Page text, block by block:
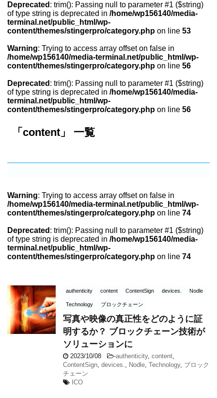
Deprecated : trim(): Passing null to parameter #1 ($string)
of type string is deprecated in /home/wp156140/media-
terminal.net/public_html/wp-
content/themes/stingerpro/category.php on line 53
Warning: Trying to access array offset on false in
/home/wp156140/media-terminal.net/public_html/wp-
content/themes/stingerpro/category.php on line 56
Deprecated : trim(): Passing null to parameter #1 ($string)
of type string is deprecated in /home/wp156140/media-
terminal.net/public_html/wp-
content/themes/stingerpro/category.php on line 56
「content」 一覧
Warning: Trying to access array offset on false in
/home/wp156140/media-terminal.net/public_html/wp-
content/themes/stingerpro/category.php on line 74
Deprecated : trim(): Passing null to parameter #1 ($string)
of type string is deprecated in /home/wp156140/media-
terminal.net/public_html/wp-
content/themes/stingerpro/category.php on line 74
authenticity content ContentSign devices. Nodle
Technology ブロックチェーン
写真や映像の真正性をどのように証
明するか？ ブロックチェーン技術が
ソリューションに
2023/10/08 -authenticity, content
ContentSign devices. Nodle Technology, ブロック
チェーン
ICO